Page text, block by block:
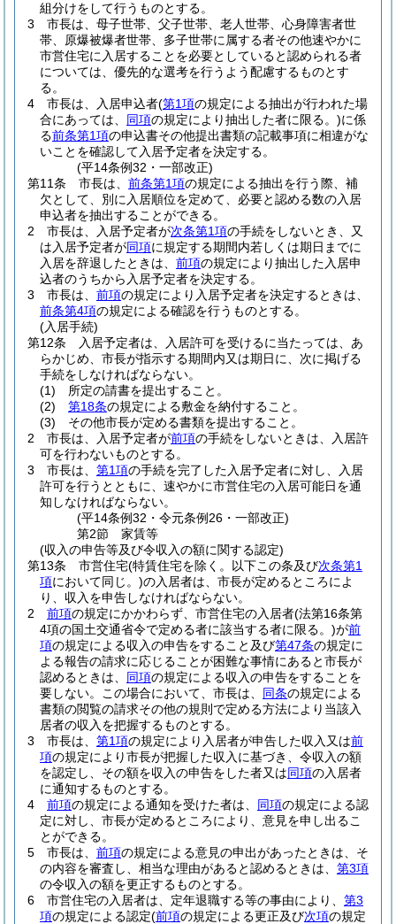
組分けをして行うものとする。
3
市長は、母子世帯、父子世帯、老人世帯、心身障害者世
帯、原爆被爆者世帯、多子世帯に属する者その他速やかに
市営住宅に入居することを必要としていると認められる者
については、優先的な選考を行うよう配慮するものとす
る。
4
市長は、入居申込者(第1項の規定による抽出が行われた場
合にあっては、 同項の規定により抽出した者に限る。)に係
る前条第1項の申込書その他提出書類の記載事項に相違がな
いことを確認して入居予定者を決定する。
(平14条例32・一部改正)
第11条
市長は、 前条第1項の規定による抽出を行う際、補
欠として、別に入居順位を定めて、必要と認める数の入居
申込者を抽出することができる。
2
市長は、入居予定者が次条第1項の手続をしないとき、又
は入居予定者が同項に規定する期間内若しくは期日までに
入居を辞退したときは、 前項の規定により抽出した入居申
込者のうちから入居予定者を決定する。
3
市長は、 前項の規定により入居予定者を決定するときは、
前条第4項の規定による確認を行うものとする。
(入居手続)
第12条
入居予定者は、入居許可を受けるに当たっては、あ
らかじめ、市長が指示する期間内又は期日に、次に掲げる
手続をしなければならない。
(1)
所定の請書を提出すること。
(2)
第18条の規定による敷金を納付すること。
(3)
その他市長が定める書類を提出すること。
2
市長は、入居予定者が前項の手続をしないときは、入居許
可を行わないものとする。
3
市長は、 第1項の手続を完了した入居予定者に対し、入居
許可を行うとともに、速やかに市営住宅の入居可能日を通
知しなければならない。
(平14条例32・令元条例26・一部改正)
第2節
家賃等
(収入の申告等及び令収入の額に関する認定)
第13条
市営住宅(特賃住宅を除く。以下この条及び次条第1
項において同じ。)の入居者は、市長が定めるところによ
り、収入を申告しなければならない。
2
前項の規定にかかわらず、市営住宅の入居者(法第16条第
4項の国土交通省令で定める者に該当する者に限る。)が前
項の規定による収入の申告をすること及び第47条の規定に
よる報告の請求に応じることが困難な事情にあると市長が
認めるときは、 同項の規定による収入の申告をすることを
要しない。
この場合において、市長は、 同条の規定による
書類の閲覧の請求その他の規則で定める方法により当該入
居者の収入を把握するものとする。
3
市長は、 第1項の規定により入居者が申告した収入又は前
項の規定により市長が把握した収入に基づき、令収入の額
を認定し、その額を収入の申告をした者又は同項の入居者
に通知するものとする。
4
前項の規定による通知を受けた者は、 同項の規定による認
定に対し、市長が定めるところにより、意見を申し出るこ
とができる。
5
市長は、 前項の規定による意見の申出があったときは、そ
の内容を審査し、相当な理由があると認めるときは、 第3項
の令収入の額を更正するものとする。
6
市営住宅の入居者は、定年退職する等の事由により、 第3
項の規定による認定(前項の規定による更正及び次項の規定